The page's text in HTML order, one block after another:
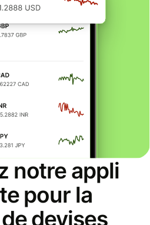
notre appli
pour la
devises